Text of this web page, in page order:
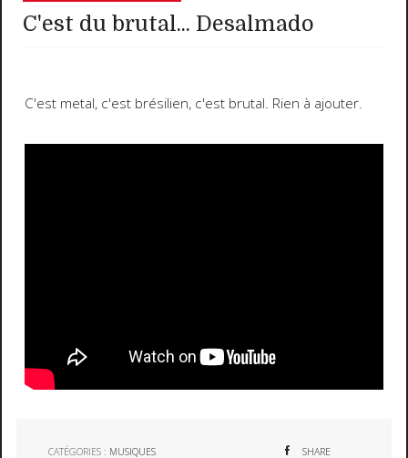
C'est du brutal... Desalmado
C'est metal, c'est brésilien, c'est brutal. Rien à ajouter.
CATÉGORIES : MUSIQUES SHARE